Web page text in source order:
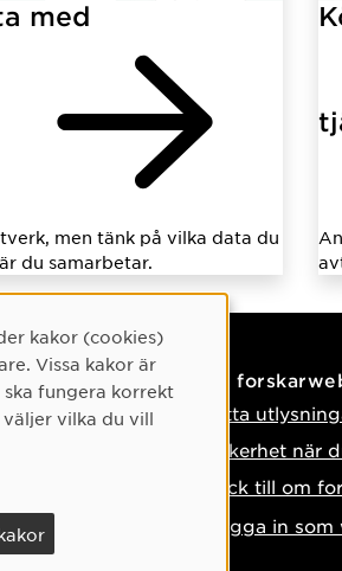
med
men tänk på vilka data du
du samarbetar.
På
Hitta
Säkerhet när
Tyck till om
Logga in
kakor (cookies)
Vissa kakor är
fungera korrekt
vilka du vill